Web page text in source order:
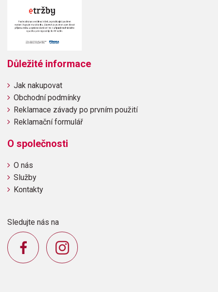
Důležité informace
Jak nakupovat
Obchodní podmínky
Reklamace závady po prvním použití
Reklamační formulář
O společnosti
O nás
Služby
Kontakty
Sledujte nás na